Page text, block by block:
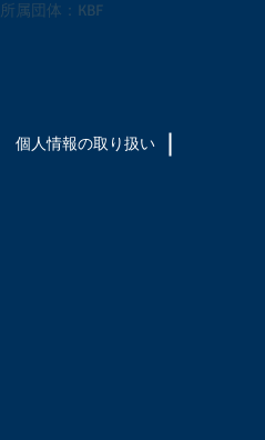
所属団体：KBF
​個人情報の取り扱い